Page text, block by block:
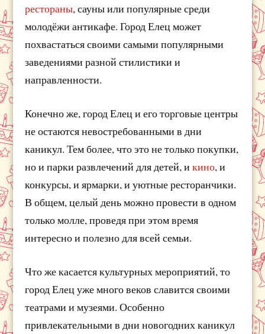
рестораны, сауны или популярные среди
молодёжи антикафе. Город Елец может
похвастаться своими самыми популярными
заведениями разной стилистики и
направленности.
Конечно же, город Елец и его торговые центры
не остаются невостребованными в дни
каникул. Тем более, что это не только покупки,
но и парки развлечений для детей, икино, и
конкурсы, и ярмарки, и уютные ресторанчики.
В общем, целый день можно провести в одном
только молле, проведя при этом время
интересно и полезно для всей семьи.
Что же касается культурных мероприятий, то
город Елец уже много веков славится своими
театрами и музеями. Особенно
привлекательными в дни новогодних каникул